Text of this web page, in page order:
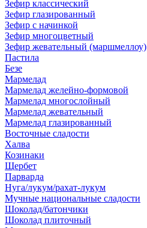
Зефир классический
Зефир глазированный
Зефир с начинкой
Зефир многоцветный
Зефир жевательный (маршмеллоу)
Пастила
Безе
Мармелад
Мармелад желейно-формовой
Мармелад многослойный
Мармелад жевательный
Мармелад глазированный
Восточные сладости
Халва
Козинаки
Щербет
Парварда
Нуга/лукум/рахат-лукум
Мучные национальные сладости
Шоколад/батончики
Шоколад плиточный